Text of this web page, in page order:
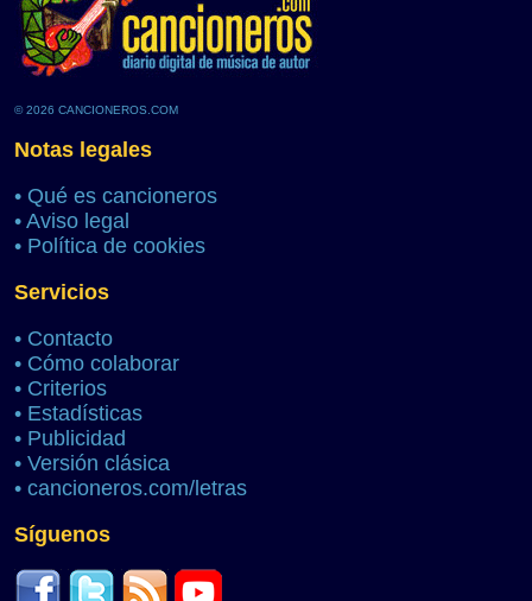
© 2026 CANCIONEROS.COM
Notas legales
• Qué es cancioneros
• Aviso legal
• Política de cookies
Servicios
• Contacto
• Cómo colaborar
• Criterios
• Estadísticas
• Publicidad
• Versión clásica
• cancioneros.com/letras
Síguenos